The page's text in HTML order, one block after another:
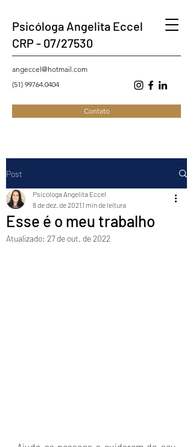
Psicóloga Angelita Eccel
CRP - 07/27530
angeccel@hotmail.com
(51) 99764.0404
Contato
Post
Esse é o meu trabalho
Psicóloga Angelita Eccel
8 de dez. de 2021 1 min de leitura
Atualizado: 27 de out. de 2022